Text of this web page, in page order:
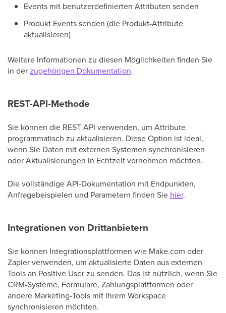
Events mit benutzerdefinierten Attributen senden
Produkt Events senden (die Produkt-Attribute
aktualisieren)
Weitere Informationen zu diesen Möglichkeiten finden Sie
in derzugehörigen Dokumentation.
REST-API-Methode
Sie können die REST API verwenden, um Attribute
programmatisch zu aktualisieren. Diese Option ist ideal,
wenn Sie Daten mit externen Systemen synchronisieren
oder Aktualisierungen in Echtzeit vornehmen möchten.
Die vollständige API-Dokumentation mit Endpunkten,
Anfragebeispielen und Parametern finden Sie hier.
Integrationen von Drittanbietern
Sie können Integrationsplattformen wie Make.com oder
Zapier verwenden, um aktualisierte Daten aus externen
Tools an Positive User zu senden. Das ist nützlich, wenn Sie
CRM-Systeme, Formulare, Zahlungsplattformen oder
andere Marketing-Tools mit Ihrem Workspace
synchronisieren möchten.